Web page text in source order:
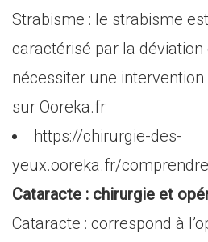
Strabisme : le strabisme
caractérisé par la
nécessiter une
sur Ooreka.fr
https://chirurgie-des-
yeux.ooreka.fr/
Cataracte : chirurgie et
Cataracte : correspond à